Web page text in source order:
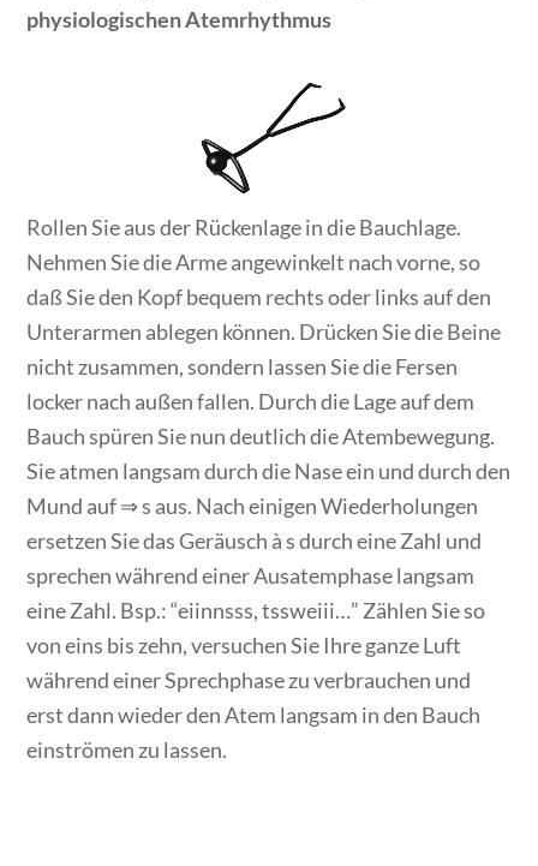
physiologischen Atemrhythmus
Rollen Sie aus der Rückenlage in die Bauchlage.
Nehmen Sie die Arme angewinkelt nach vorne, so
daß Sie den Kopf bequem rechts oder links auf den
Unterarmen ablegen können. Drücken Sie die Beine
nicht zusammen, sondern lassen Sie die Fersen
locker nach außen fallen. Durch die Lage auf dem
Bauch spüren Sie nun deutlich die Atembewegung.
Sie atmen langsam durch die Nase ein und durch den
Mund auf ⇒ s aus. Nach einigen Wiederholungen
ersetzen Sie das Geräusch à s durch eine Zahl und
sprechen während einer Ausatemphase langsam
eine Zahl. Bsp.: “eiinnsss, tssweiii…” Zählen Sie so
von eins bis zehn, versuchen Sie Ihre ganze Luft
während einer Sprechphase zu verbrauchen und
erst dann wieder den Atem langsam in den Bauch
einströmen zu lassen.